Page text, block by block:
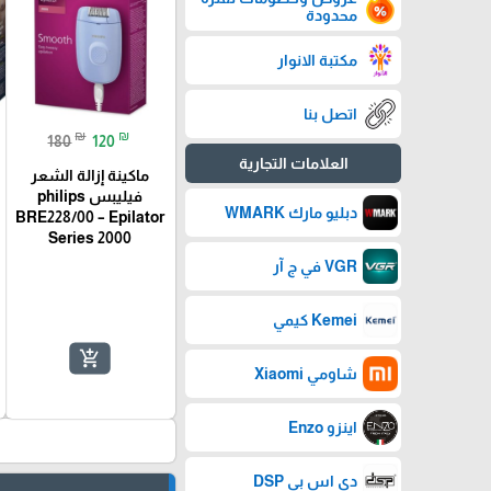
محدودة
مكتبة الانوار
اتصل بنا
العلامات التجارية
دبليو مارك WMARK
VGR في ج آر
Kemei كيمي
شاومي Xiaomi
اينزو Enzo
دي اس بي DSP
180 ₪ 120 ₪
ماكينة إزالة الشعر
فيليبس philips
BRE228/00 – Epilator
Series 2000
add_shopping_cart